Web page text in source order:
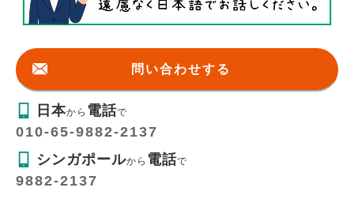
問い合わせする
日本から 電話で
010-65-9882-2137
シンガポールから 電話で
9882-2137